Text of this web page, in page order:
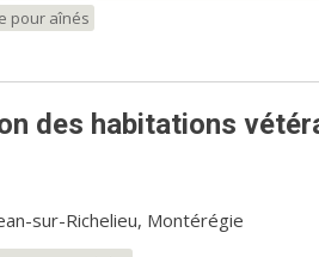
pour aînés
des habitations
sur-Richelieu, Montérégie